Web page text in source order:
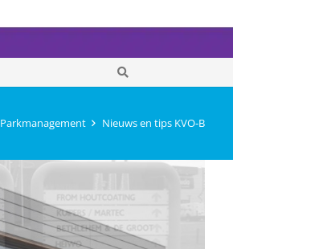
Parkmanagement Nieuws en tips KVO-B